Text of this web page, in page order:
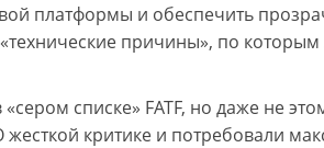
платформы и обеспечить
причины», по которым
списке» FATF, но даже не
критике и потребовали